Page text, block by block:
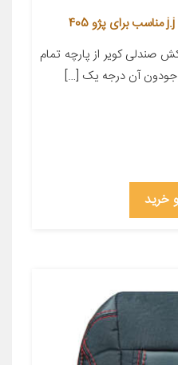
صندلی کویر از پارچه تمام
جودون آن درجه یک […]
خرید